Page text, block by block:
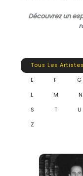
Découvrez un
Tous Les Artistes
E
F G
L
M N
S
T U
Z